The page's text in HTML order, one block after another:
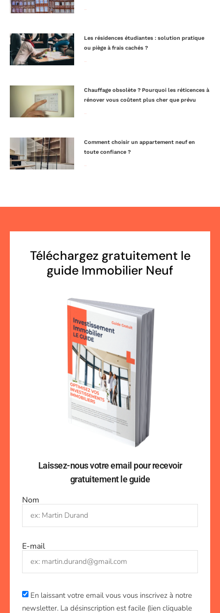
Les résidences étudiantes : solution pratique
ou piège à frais cachés ?
Chauffage obsolète ? Pourquoi les réticences à
rénover vous coûtent plus cher que prévu
Comment choisir un appartement neuf en
toute confiance ?
Téléchargez gratuitement le
guide Immobilier Neuf
Laissez-nous votre email pour recevoir
gratuitement le guide
Nom
E-mail
En laissant votre email vous vous inscrivez à notre
newsletter. La désinscription est facile (lien cliquable